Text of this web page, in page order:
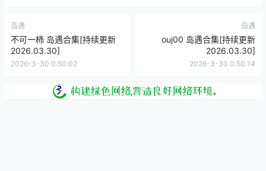
岛遇
不可一柿 岛遇合集[持续更新
2026.03.30]
2026-3-30 0:50:02
岛遇
ouj00 岛遇合集[持续更新
2026.03.30]
2026-3-30 0:50:14